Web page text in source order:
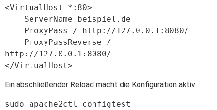
<VirtualHost *:80>
http://127.0.0.1:8080/
</VirtualHost>
Ein abschließender Reload macht die Konfiguration aktiv:
sudo apache2ctl configtest